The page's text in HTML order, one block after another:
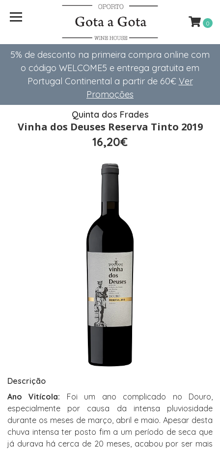
5% de desconto na primeira compra online com
o código WELCOME5 e entrega gratuita em
Portugal Continental a partir de 60€ Ver
Promoções
0
Quinta dos Frades
Vinha dos Deuses Reserva Tinto 2019
16,20€
Descrição
Ano Vitícola: Foi um ano complicado no Douro,
especialmente por causa da intensa pluviosidade
durante os meses de março, abril e maio. Apesar desta
chuva intensa ter posto fim a um período de seca que
já durava há cerca de 20 meses, acabou por ser mais